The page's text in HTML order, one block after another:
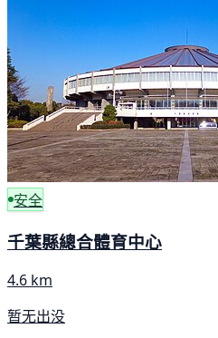
安全
千葉縣總合體育中心
4.6 km
暂无出没